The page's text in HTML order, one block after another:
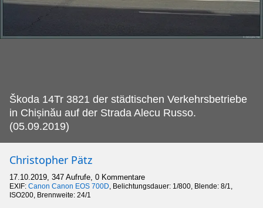
Škoda 14Tr 3821 der städtischen Verkehrsbetriebe
in Chișinău auf der Strada Alecu Russo.
(05.09.2019)
Christopher Pätz
17.10.2019, 347 Aufrufe, 0 Kommentare
EXIF: Canon Canon EOS 700D , Belichtungsdauer: 1/800, Blende: 8/1,
ISO200, Brennweite: 24/1